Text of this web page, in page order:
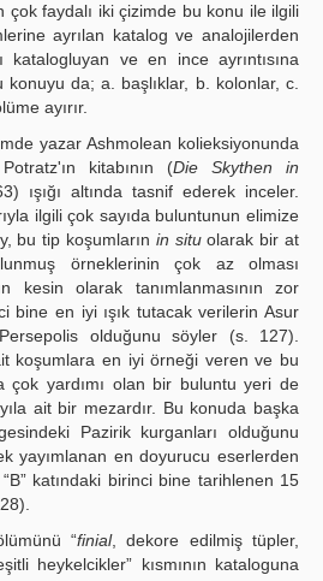
çok faydalı iki çizimde bu konu ile ilgili
ayrılan katalog ve analojilerden
katalogluyan ve en ince ayrıntısına
da; a. başlıklar, b. kolonlar, c.
ayırır.
yazar Ashmolean kolieksiyonunda
kitabının (Die Skythen in
ışığı altında tasnif ederek inceler.
ilgili çok sayıda buluntunun elimize
bu tip koşumların in situolarak bir at
örneklerinin çok az olması
kesin olarak tanımlanmasının zor
bine en iyi ışık tutacak verilerin Asur
olduğunu söyler (s. 127).
koşumlara en iyi örneği veren ve bu
çok yardımı olan bir buluntu yeri de
ait bir mezardır. Bu konuda başka
Pazirik kurganları olduğunu
yayımlanan en doyurucu eserlerden
katındaki birinci bine tarihlenen 15
“finial, dekore edilmiş tüpler,
heykelcikler” kısmının kataloguna